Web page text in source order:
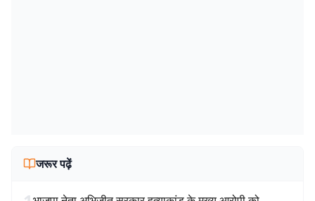
जरूर पढ़ें